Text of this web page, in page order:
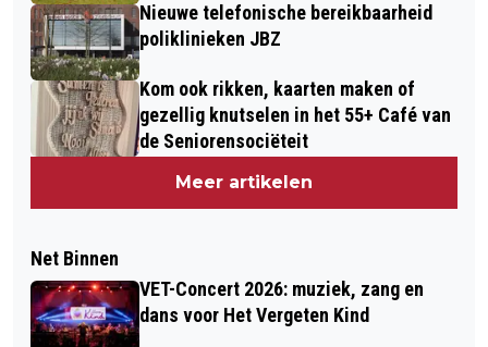
Nieuwe telefonische bereikbaarheid
poliklinieken JBZ
Kom ook rikken, kaarten maken of
gezellig knutselen in het 55+ Café van
de Seniorensociëteit
Meer artikelen
Net Binnen
VET-Concert 2026: muziek, zang en
dans voor Het Vergeten Kind